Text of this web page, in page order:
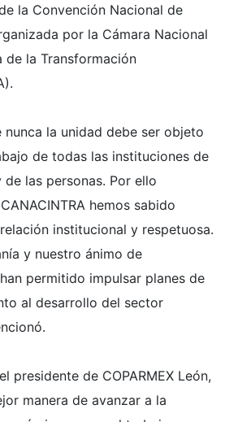
la Convención Nacional de
por la Cámara Nacional
de la Transformación
nunca la unidad debe ser objeto
de todas las instituciones de
las personas. Por ello
hemos sabido
institucional y respetuosa.
y nuestro ánimo de
permitido impulsar planes de
al desarrollo del sector
presidente de COPARMEX León,
manera de avanzar a la